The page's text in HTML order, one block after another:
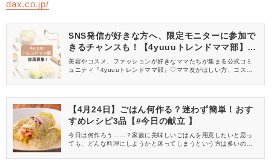
dax.co.jp/
SNS発信が好きな方へ、限定モニターに参加で
きるチャンスも！【4yuuuトレンドママ部】部
員募集中
美容やコスメ、ファッションが好きなママたちが集まる公式コミ
ュニティ『4yuuuトレンドママ部』♡ママ友がほしい方、コスメサ
信してくれる方を募集しています！
【4月24日】ごはん何作る？迷わず簡単！おす
すめレシピ3品【#今日の献立 】
今日は何作ろう……？家族に美味しいごはんを用意したいと思っ
ても、どんな料理にしようかと迷ってしまうという方は多いので
て、迷わず今日の献立が決まるおすすめメニューをご紹介しま